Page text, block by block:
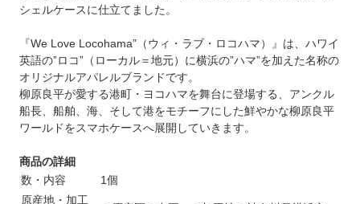
シェルケースに仕立てました。
『We Love Locohama”（ウィ・ラブ・ロコハマ）』は、ハワイ
英語の”ロコ”（ローカル＝地元）に横浜の”ハマ”を加えた名称の
オリジナルアパレルブランドです。
柳原良平が愛する港町・ヨコハマを舞台に登場する、アンクル
船長、船舶、海、そして港をモチーフにした鮮やかな柳原良平
ワールドをスマホケースへ展開していきます。
商品の詳細
数・内容
1個
原産地・加工